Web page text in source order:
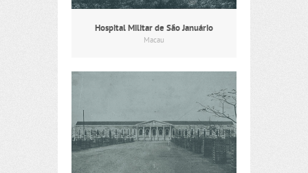
Hospital Militar de São Januário
Macau